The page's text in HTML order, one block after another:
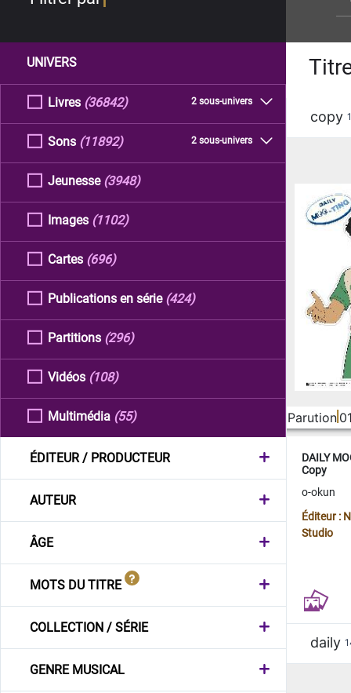
UNIVERS
Livres 2 sous-univers
(36842)
Sons 2 sous-univers
(11892)
Jeunesse (3948)
Images (1102)
Cartes (696)
Publications en série (424)
Partitions (296)
Vidéos (108)
Multimédia (55)
ÉDITEUR / PRODUCTEUR
AUTEUR
ÂGE
MOTS DU TITRE
COLLECTION / SÉRIE
GENRE MUSICAL
copy
Parution
DAILY
Copy
o-okun
Éditeur :
Studio
daily